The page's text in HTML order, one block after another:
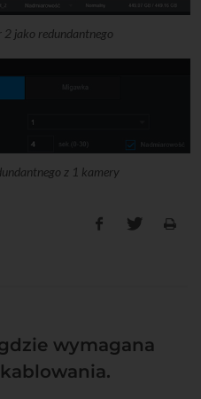
jako redundantnego
z 1 kamery
wymagana